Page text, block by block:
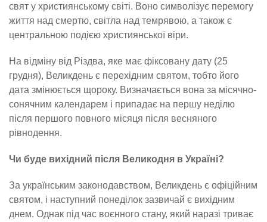
свят у християнському світі. Воно символізує перемогу
життя над смертю, світла над темрявою, а також є
центральною подією християнської віри.
На відміну від Різдва, яке має фіксовану дату (25
грудня), Великдень є перехідним святом, тобто його
дата змінюється щороку. Визначається вона за місячно-
сонячним календарем і припадає на першу неділю
після першого повного місяця після весняного
рівнодення.
Чи буде вихідний після Великодня в Україні?
За українським законодавством, Великдень є офіційним
святом, і наступний понеділок зазвичай є вихідним
днем. Однак під час воєнного стану, який наразі триває